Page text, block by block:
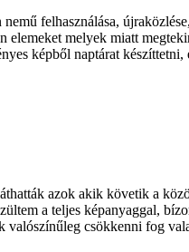
felhasználása,
melyek miatt
képből naptárat
azok akik követik a
a teljes képanyaggal,
valószínűleg csökkenni fog